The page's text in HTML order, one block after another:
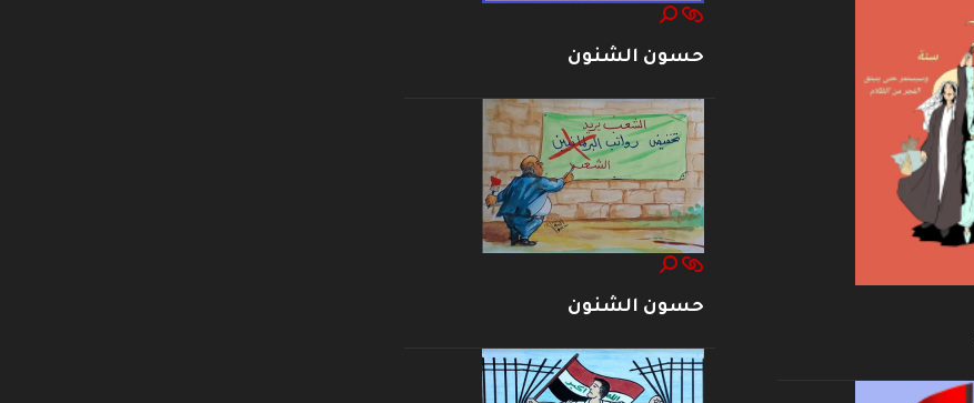
حسون الشنون
حسون الشنون